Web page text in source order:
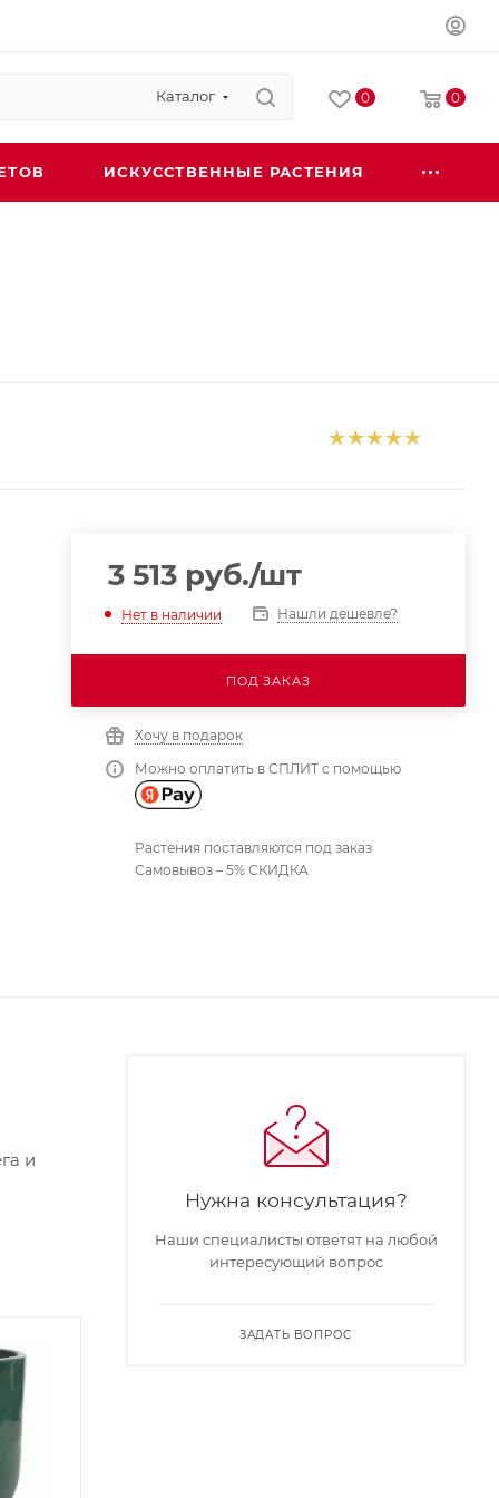
Каталог 0 0
ИСКУССТВЕННЫЕ РАСТЕНИЯ
3 513руб./шт
Нет в наличии Нашли дешевле?
ПОД ЗАКАЗ
Хочу в подарок
Можно оплатить в СПЛИТ с помощью
Растения поставляются под заказ
Самовывоз – 5% СКИДКА
и
Нужна консультация?
Наши специалисты ответят на любой
интересующий вопрос
ЗАДАТЬ ВОПРОС